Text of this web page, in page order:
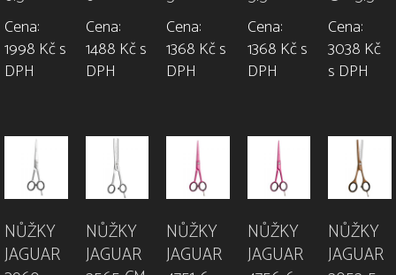
Cena:
1998 Kč s
DPH
Cena:
1488 Kč s
DPH
Cena:
1368 Kč s
DPH
Cena:
1368 Kč s
DPH
Cena:
3038 Kč
s DPH
NŮŽKY
JAGUAR
NŮŽKY
JAGUAR
NŮŽKY
JAGUAR
NŮŽKY
JAGUAR
NŮŽKY
JAGUAR